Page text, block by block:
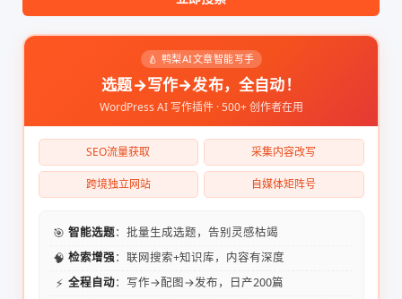
🍐 鸭梨AI文章智能写手
选题→写作→发布，全自动！
WordPress AI 写作插件 · 500+ 创作者在用
SEO流量获取 采集内容改写
跨境独立网站 自媒体矩阵号
🎯 智能选题：批量生成选题，告别灵感枯竭
🧠 检索增强：联网搜索+知识库，内容有深度
⚡ 全程自动：写作→配图→发布，日产200篇